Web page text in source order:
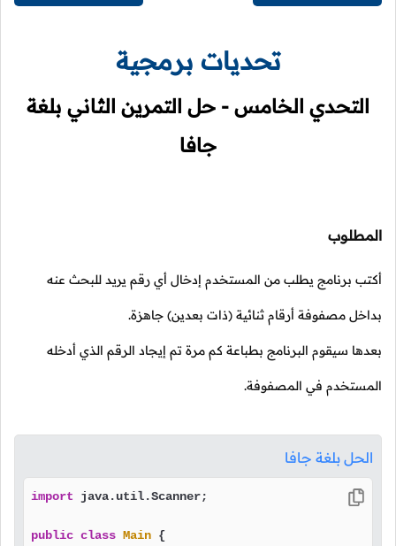
تحديات برمجية
التحدي الخامس - حل التمرين الثاني بلغة
جافا
المطلوب
أكتب برنامج يطلب من المستخدم إدخال أي رقم يريد للبحث عنه
بداخل مصفوفة أرقام ثنائية (ذات بعدين) جاهزة.
بعدها سيقوم البرنامج بطباعة كم مرة تم إيجاد الرقم الذي أدخله
المستخدم في المصفوفة.
الحل بلغة جافا
import java.util.Scanner;
public class Main {